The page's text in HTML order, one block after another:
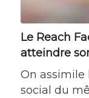
Le Reach
atteindre
On assimile
social du